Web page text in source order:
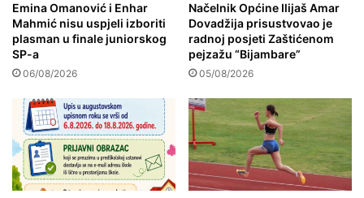
Emina Omanović i Enhar
Mahmić nisu uspjeli izboriti
plasman u finale juniorskog
SP-a
06/08/2026
Načelnik Općine Ilijaš Amar
Dovadžija prisustvovao je
radnoj posjeti Zaštićenom
pejzažu “Bijambare”
05/08/2026